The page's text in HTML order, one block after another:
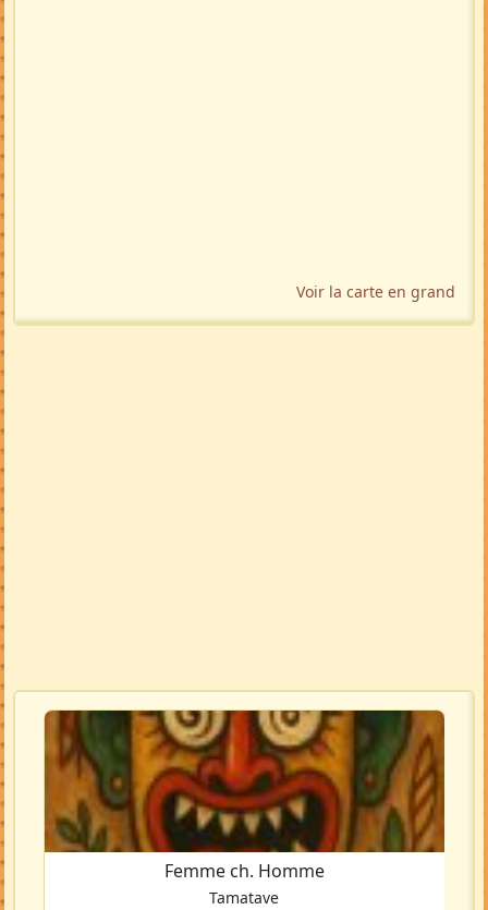
Voir la carte en grand
Femme ch. Homme
Tamatave